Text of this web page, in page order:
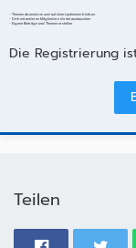
- Themen abonnieren und auf dem Laufenden bleiben
- Dich mit anderen Mitgliedern direkt austauschen
- Eigene Beiträge und Themen erstellen
Die Registrierung
Teilen